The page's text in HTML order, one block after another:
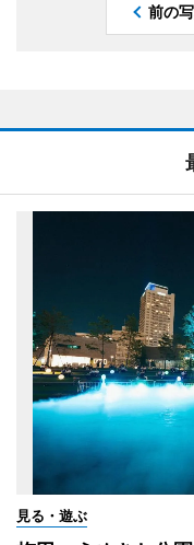
前の
見る・遊ぶ